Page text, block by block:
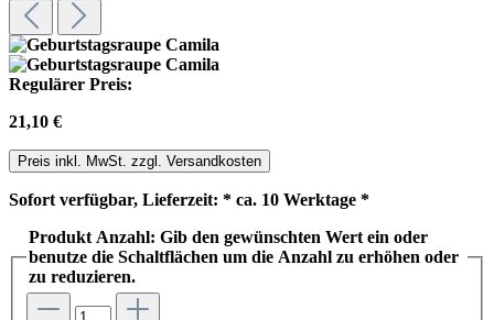
Regulärer Preis:
21,10 €
Preis inkl. MwSt. zzgl. Versandkosten
Sofort verfügbar, Lieferzeit: * ca. 10 Werktage *
Produkt Anzahl: Gib den gewünschten Wert ein oder
benutze die Schaltflächen um die Anzahl zu erhöhen oder
zu reduzieren.